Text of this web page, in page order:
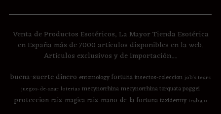
Venta de Productos Esotéricos, La Mayor Tienda Esotérica
en España más de 7000 artículos disponibles en la web.
Artículos exclusivos y de importación....
buena-suertedinero entomologyfortunainsectos-coleccion job's tears
juegos-de-azar loterias mecynorrhinamecynorrhina torquata poggei
proteccion raiz-magica raiz-mano-de-la-fortunataxidermy trabajo